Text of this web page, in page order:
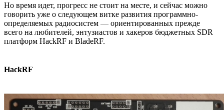
Но время идет, прогресс не стоит на месте, и сейчас можно
говорить уже о следующем витке развития программно-
определяемых радиосистем — ориентированных прежде
всего на любителей, энтузиастов и хакеров бюджетных SDR
платформ HackRF и BladeRF.
HackRF